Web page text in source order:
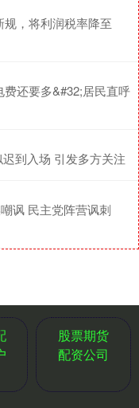
，将利润税率降至
还要多&#32;居民直呼
到入场 引发多方关注
讽 民主党阵营讽刺
股票期货
配资公司